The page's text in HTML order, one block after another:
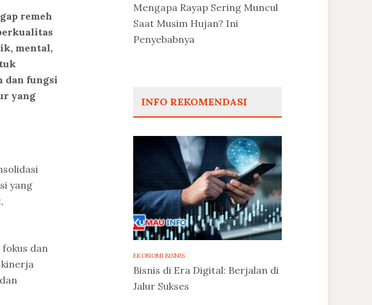
remeh
mental,
dan fungsi
yang
yang
dan
Mengapa Rayap Sering Muncul
Saat Musim Hujan? Ini
Penyebabnya
INFO REKOMENDASI
EKONOMI BISNIS
Bisnis di Era Digital: Berjalan di
Jalur Sukses